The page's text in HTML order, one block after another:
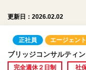
更新日：2026.02.02
正社員 エージェン
ブリッジコンサルティ
完全週休２日制 社